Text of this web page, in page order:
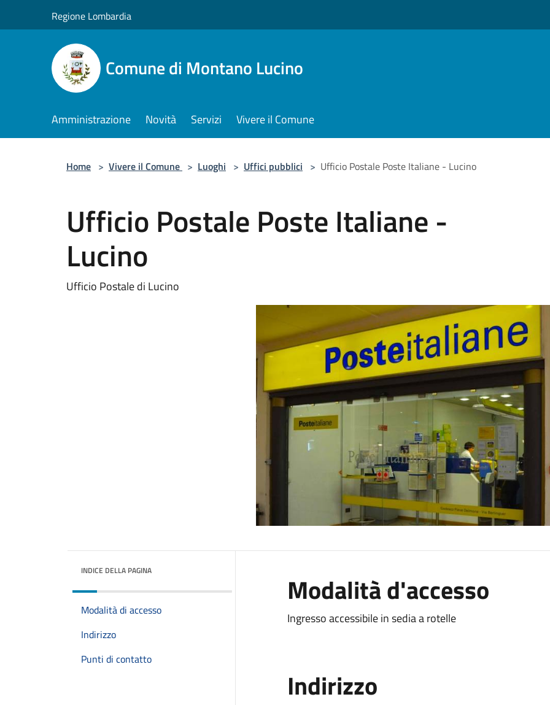
Regione Lombardia
Comune di Montano Lucino
Amministrazione Novità Servizi Vivere il Comune
Home > Vivere il Comune > Luoghi > Uffici pubblici > Ufficio Postale Poste Italiane - Lucino
Ufficio Postale Poste Italiane -
Lucino
Ufficio Postale di Lucino
INDICE DELLA PAGINA
Modalità di accesso
Indirizzo
Punti di contatto
Modalità d'accesso
Ingresso accessibile in sedia a rotelle
Indirizzo